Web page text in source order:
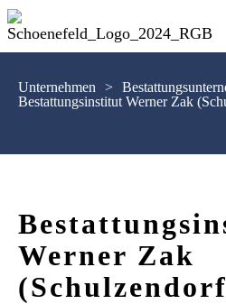
Unternehmen >
Bestattungsinstitut Werner Zak
Werner Zak